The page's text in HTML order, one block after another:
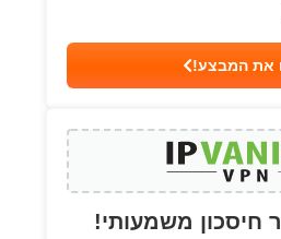
את המבצע!
משמעותי!